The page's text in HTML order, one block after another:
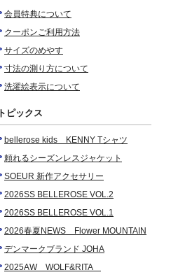
会員特典について
クーポンご利用方法
サイズのめやす
寸法の測り方について
洗濯絵表示について
トピックス
bellerose kids KENNY Tシャツ
頼れるシーズンレスジャケット
SOEUR 新作アクセサリー
2026SS BELLEROSE VOL.2
2026SS BELLEROSE VOL.1
2026春夏NEWS Flower MOUNTAIN
デンマークブランド JOHA
2025AW WOLF&RITA